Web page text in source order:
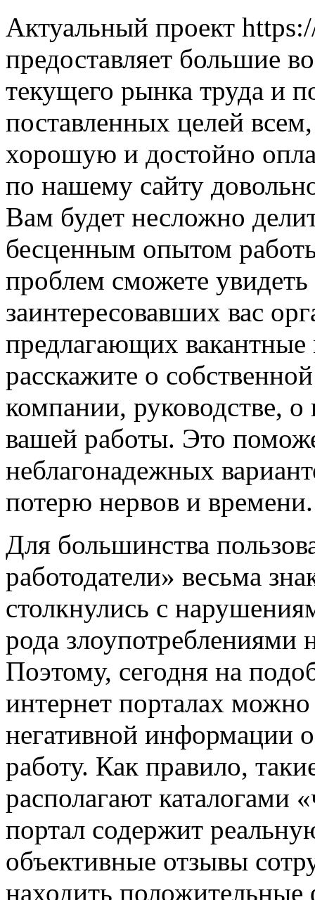
Актуальный проект
предоставляет большие
текущего рынка труда и
поставленных целей
хорошую и достойно
по нашему сайту
Вам будет несложно
бесценным опытом
проблем сможете
заинтересовавших вас
предлагающих вакантные
расскажите о
компании, руководстве,
вашей работы. Это
неблагонадежных
потерю нервов и времени.
Для большинства
работодатели» весьма
столкнулись с
рода
Поэтому, сегодня на
интернет порталах
негативной информации
работу. Как правило,
располагают каталогами
портал содержит
объективные отзывы
находить положительные